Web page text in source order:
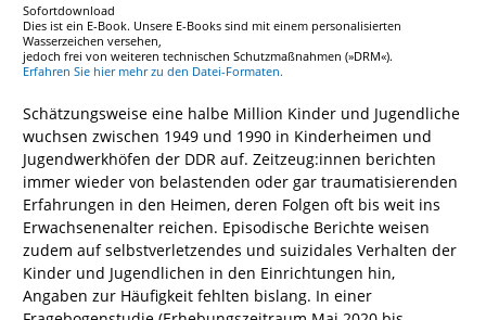
Sofortdownload
Dies ist ein E-Book. Unsere E-Books sind mit einem personalisierten
Wasserzeichen versehen,
jedoch frei von weiteren technischen Schutzmaßnahmen (»DRM«).
Erfahren Sie hier mehr zu den Datei-Formaten.
Schätzungsweise eine halbe Million Kinder und Jugendliche
wuchsen zwischen 1949 und 1990 in Kinderheimen und
Jugendwerkhöfen der DDR auf. Zeitzeug:innen berichten
immer wieder von belastenden oder gar traumatisierenden
Erfahrungen in den Heimen, deren Folgen oft bis weit ins
Erwachsenenalter reichen. Episodische Berichte weisen
zudem auf selbstverletzendes und suizidales Verhalten der
Kinder und Jugendlichen in den Einrichtungen hin,
Angaben zur Häufigkeit fehlten bislang. In einer